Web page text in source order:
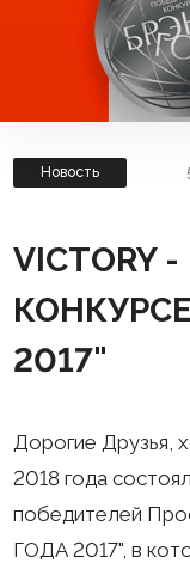
Новость
VICTORY
2017"
Дорогие Друзья,
2018 года
победителей
ГОДА 2017", в